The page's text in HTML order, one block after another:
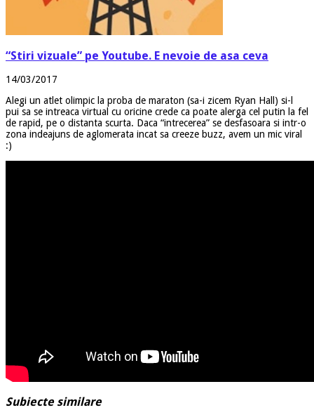
“Stiri vizuale” pe Youtube. E nevoie de asa ceva
14/03/2017
Alegi un atlet olimpic la proba de maraton (sa-i zicem Ryan Hall) si-l
pui sa se intreaca virtual cu oricine crede ca poate alerga cel putin la fel
de rapid, pe o distanta scurta. Daca “intrecerea” se desfasoara si intr-o
zona indeajuns de aglomerata incat sa creeze buzz, avem un mic viral
:)
Subiecte similare